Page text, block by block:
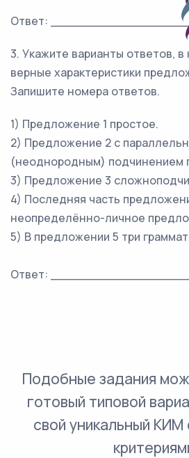
Ответ:
3. Укажите варианты ответов,
верные характеристики
Запишите номера ответов.
1) Предложение 1 простое.
2) Предложение 2 с
(неоднородным) подчинением
3) Предложение 3
4) Последняя часть
неопределённо-личное
5) В предложении 5 три
Ответ:
Подобные задания
готовый типовой
свой уникальный КИМ